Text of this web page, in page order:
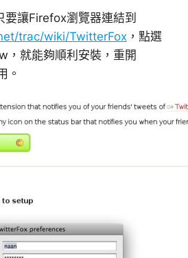
要讓Firefox瀏覽器連結到
trac/wiki/TwitterFox，點選
，就能夠順利安裝，重開
。